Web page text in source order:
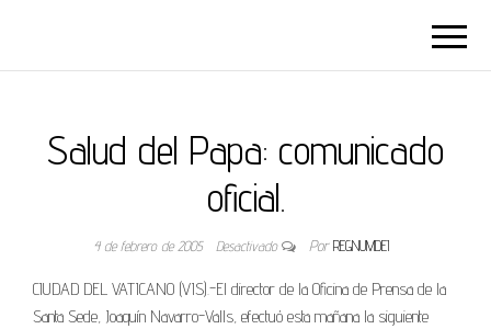
Salud del Papa: comunicado
oficial.
4 de febrero de 2005 Desactivado Por REGNUMDEI
CIUDAD DEL VATICANO (VIS).-El director de la Oficina de Prensa de la
Santa Sede, Joaquín Navarro-Valls, efectuó esta mañana la siguiente